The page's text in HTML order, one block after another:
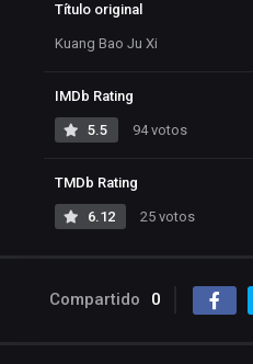
Título original
Kuang Bao Ju Xi
IMDb Rating
5.5 94 votos
TMDb Rating
6.12 25 votos
Compartido 0